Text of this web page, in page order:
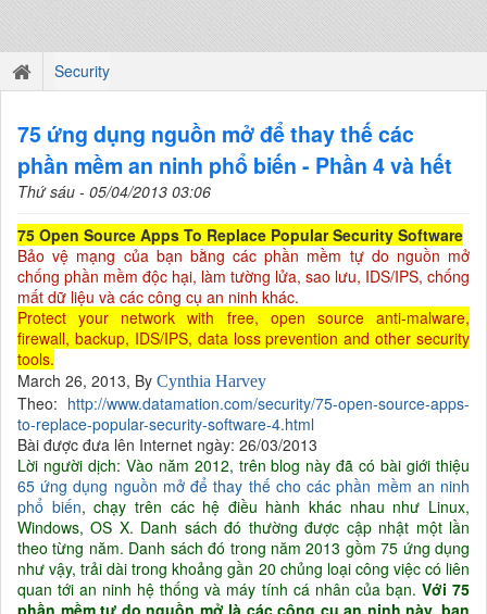
Security
75 ứng dụng nguồn mở để thay thế các
phần mềm an ninh phổ biến - Phần 4 và hết
Thứ sáu - 05/04/2013 03:06
75 Open Source Apps To Replace Popular Security Software
Bảo vệ mạng của bạn bằng các phần mềm tự do nguồn mở
chống phần mềm độc hại, làm tường lửa, sao lưu, IDS/IPS, chống
mất dữ liệu và các công cụ an ninh khác.
Protect your network with free, open source anti-malware,
firewall, backup, IDS/IPS, data loss prevention and other security
tools.
March 26, 2013, By Cynthia Harvey
Theo: http://www.datamation.com/security/75-open-source-apps-
to-replace-popular-security-software-4.html
Bài được đưa lên Internet ngày: 26/03/2013
Lời người dịch: Vào năm 2012, trên blog này đã có bài giới thiệu
65 ứng dụng nguồn mở để thay thế cho các phần mềm an ninh
phổ biến, chạy trên các hệ điều hành khác nhau như Linux,
Windows, OS X. Danh sách đó thường được cập nhật một lần
theo từng năm. Danh sách đó trong năm 2013 gồm 75 ứng dụng
như vậy, trải dài trong khoảng gần 20 chủng loại công việc có liên
quan tới an ninh hệ thống và máy tính cá nhân của bạn. Với 75
phần mềm tự do nguồn mở là các công cụ an ninh này, bạn